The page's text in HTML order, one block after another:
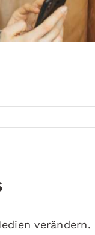
verändern.